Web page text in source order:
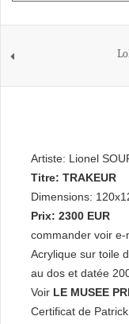
Artiste: Lionel
Titre: TRAKEUR
Dimensions:
Prix: 2300 EUR
commander voir
Acrylique sur toile
au dos et datée
Voir LE MUSEE
Certificat de